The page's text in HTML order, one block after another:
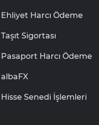
Ehliyet Harcı Ödeme
Taşıt Sigortası
Pasaport Harcı Ödeme
albaFX
Hisse Senedi İşlemleri